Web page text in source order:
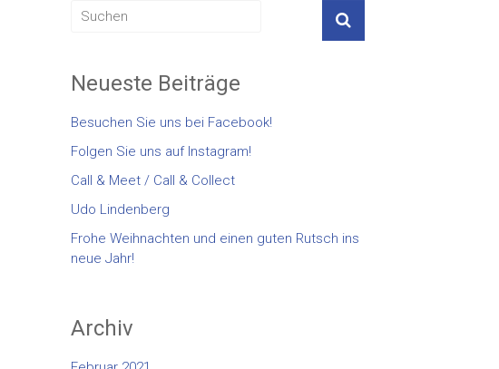
Neueste Beiträge
Besuchen Sie uns bei Facebook!
Folgen Sie uns auf Instagram!
Call & Meet / Call & Collect
Udo Lindenberg
Frohe Weihnachten und einen guten Rutsch ins
neue Jahr!
Archiv